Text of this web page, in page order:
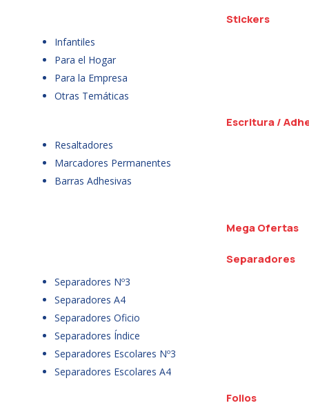
Stickers
Infantiles
Para el Hogar
Para la Empresa
Otras Temáticas
Escritura /
Resaltadores
Marcadores Permanentes
Barras Adhesivas
Mega Ofertas
Separadores
Separadores Nº3
Separadores A4
Separadores Oficio
Separadores Índice
Separadores Escolares Nº3
Separadores Escolares A4
Folios